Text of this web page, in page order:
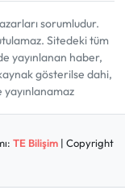
sorumludur.
Sitedeki tüm
yayınlanan haber,
gösterilse dahi,
TE Bilişim| Copyright